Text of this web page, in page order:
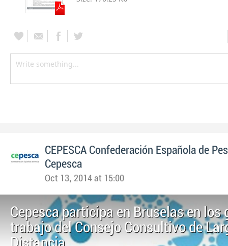
CEPESCA Confederación Española de
Cepesca
Oct 13, 2014 at 15:00
Cepesca participa en Bruselas en los
trabajo del Consejo Consultivo de
Distancia